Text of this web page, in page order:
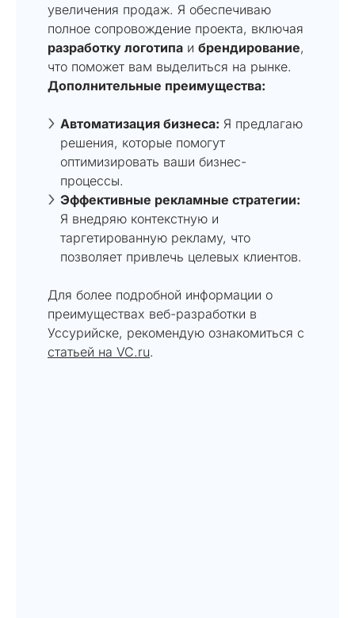
увеличения продаж. Я обеспечиваю
полное сопровождение проекта, включая
разработку логотипа и брендирование,
что поможет вам выделиться на рынке.
Дополнительные преимущества:
Автоматизация бизнеса: Я предлагаю
решения, которые помогут
оптимизировать ваши бизнес-
процессы.
Эффективные рекламные стратегии:
Я внедряю контекстную и
таргетированную рекламу, что
позволяет привлечь целевых клиентов.
Для более подробной информации о
преимуществах веб-разработки в
Уссурийске, рекомендую ознакомиться с
статьей на VC.ru.